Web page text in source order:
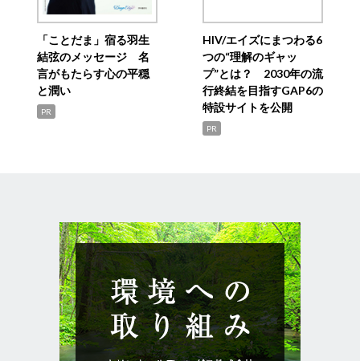
「ことだま」宿る羽生
結弦のメッセージ 名
言がもたらす心の平穏
と潤い
PR
HIV/エイズにまつわる6
つの“理解のギャッ
プ”とは？ 2030年の流
行終結を目指すGAP6の
特設サイトを公開
PR